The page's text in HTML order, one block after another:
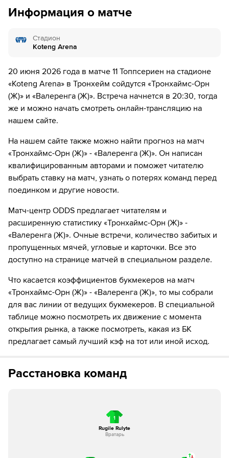
63´
Игрок "Валеренга (Ж)" Saedis Heidarsdottir получает
жёлтую карточку
67´
Замена "Тронхаймс-Орн (Ж)": Irene Dirdal ↔ Oline
Brekke Fuglem
73´
Замена "Тронхаймс-Орн (Ж)": Beate Marcussen ↔
Synne Broenstad
ГОЛ!
74´ Игрок "Тронхаймс-Орн (Ж)" Cille Nilsen забивает гол!
Замена "Валеренга (Ж)": Marie Moen Preus ↔ Selma
Pettersen
79´ГОЛ!
79´
Игрок "Валеренга (Ж)" Stine Nyboe Brekken забивает
90´+3
Замена "Тронхаймс-Орн (Ж)": Karoline Svanes ↔
Matilde Alsaker Rogde
90´+5
Игрок "Тронхаймс-Орн (Ж)" Matilde Alsaker Rogde
90´+8
Игрок "Тронхаймс-Орн (Ж)" Cille Nilsen получает
Информация о матче
Стадион
Koteng Arena
20 июня 2026 года в матче 11 Топпсериен на стадионе
«Koteng Arena» в Тронхейм сойдутся «Тронхаймс-Орн
(Ж)» и «Валеренга (Ж)». Встреча начнется в 20:30, тогда
же и можно начать смотреть онлайн-трансляцию на
нашем сайте.
На нашем сайте также можно найти прогноз на матч
«Тронхаймс-Орн (Ж)» - «Валеренга (Ж)». Он написан
квалифицированным авторами и поможет читателю
выбрать ставку на матч, узнать о потерях команд перед
поединком и другие новости.
Матч-центр ODDS предлагает читателям и
расширенную статистику «Тронхаймс-Орн (Ж)» -
«Валеренга (Ж)». Очные встречи, количество забитых и
пропущенных мячей, угловые и карточки. Все это
доступно на странице матчей в специальном разделе.
Что касается коэффициентов букмекеров на матч
«Тронхаймс-Орн (Ж)» - «Валеренга (Ж)», то мы собрали
для вас линии от ведущих букмекеров. В специальной
таблице можно посмотреть их движение с момента
открытия рынка, а также посмотреть, какая из БК
предлагает самый лучший кэф на тот или иной исход.
Расстановка команд
1
Rugile Rulyte
Вратарь